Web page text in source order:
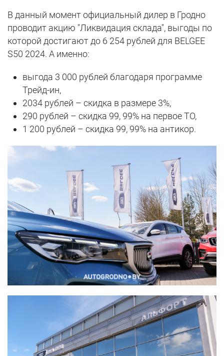
В данный момент официальный дилер в Гродно
проводит акцию "Ликвидация склада", выгоды по
которой достигают до 6 254 рублей для BELGEE
S50 2024. А именно:
выгода 3 000 рублей благодаря программе
Трейд-ин,
2034 рублей – скидка в размере 3%,
290 рублей – скидка 99, 99% на первое ТО,
1 200 рублей – скидка 99, 99% на антикор.